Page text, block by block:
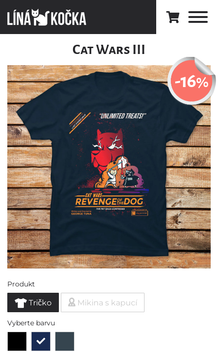
Cat Wars III
-16%
Produkt
Tričko Mikina s kapucí
Vyberte barvu